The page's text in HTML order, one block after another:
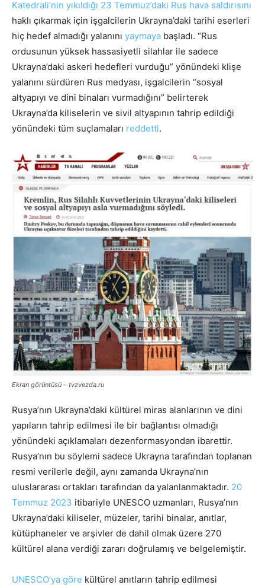
Katedrali’nin yıkıldığı 23 Temmuz’daki Rus hava saldırısını
haklı çıkarmak için işgalcilerin Ukrayna’daki tarihi eserleri
hiç hedef almadığı yalanını yaymaya başladı. “Rus
ordusunun yüksek hassasiyetli silahlar ile sadece
Ukrayna’daki askeri hedefleri vurduğu” yönündeki klişe
yalanını sürdüren Rus medyası, işgalcilerin “sosyal
altyapıyı ve dini binaları vurmadığını” belirterek
Ukrayna’da kiliselerin ve sivil altyapının tahrip edildiği
yönündeki tüm suçlamaları reddetti.
Ekran görüntüsü – tvzvezda.ru
Rusya’nın Ukrayna’daki kültürel miras alanlarının ve dini
yapıların tahrip edilmesi ile bir bağlantısı olmadığı
yönündeki açıklamaları dezenformasyondan ibarettir.
Rusya’nın bu söylemi sadece Ukrayna tarafından toplanan
resmi verilerle değil, aynı zamanda Ukrayna’nın
uluslararası ortakları tarafından da yalanlanmaktadır. 20
Temmuz 2023 itibariyle UNESCO uzmanları, Rusya’nın
Ukrayna’daki kiliseler, müzeler, tarihi binalar, anıtlar,
kütüphaneler ve arşivler de dahil olmak üzere 270
kültürel alana verdiği zararı doğrulamış ve belgelemiştir.
UNESCO’ya göre kültürel anıtların tahrip edilmesi